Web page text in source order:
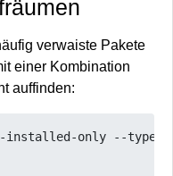
verwaiste Pakete
einer Kombination
auffinden:
only --type